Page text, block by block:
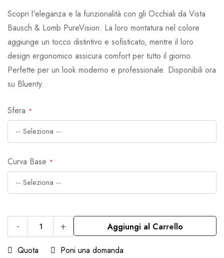
Scopri l'eleganza e la funzionalità con gli Occhiali da Vista
Bausch & Lomb PureVision. La loro montatura nel colore
aggiunge un tocco distintivo e sofisticato, mentre il loro
design ergonomico assicura comfort per tutto il giorno.
Perfette per un look moderno e professionale. Disponibili ora
su Bluenty.
Sfera
Curva Base
- + Aggiungi al Carrello
Quota Poni una domanda